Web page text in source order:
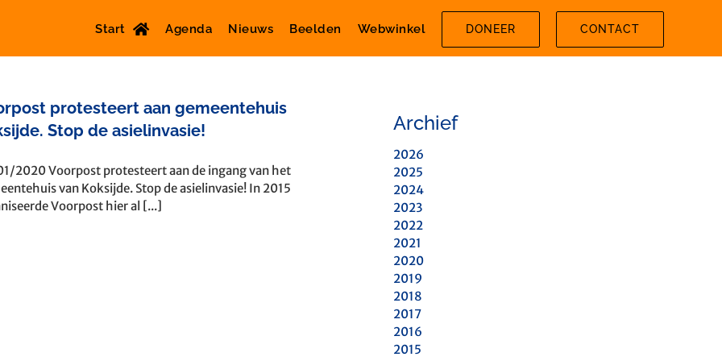
Start Agenda Nieuws Beelden Webwinkel DONEER CONTACT
protesteert aan gemeentehuis
Stop de asielinvasie!
2020 Voorpost protesteert aan de ingang van het
van Koksijde. Stop de asielinvasie! In 2015
Voorpost hier al [...]
Archief
2026
2025
2024
2023
2022
2021
2020
2019
2018
2017
2016
2015